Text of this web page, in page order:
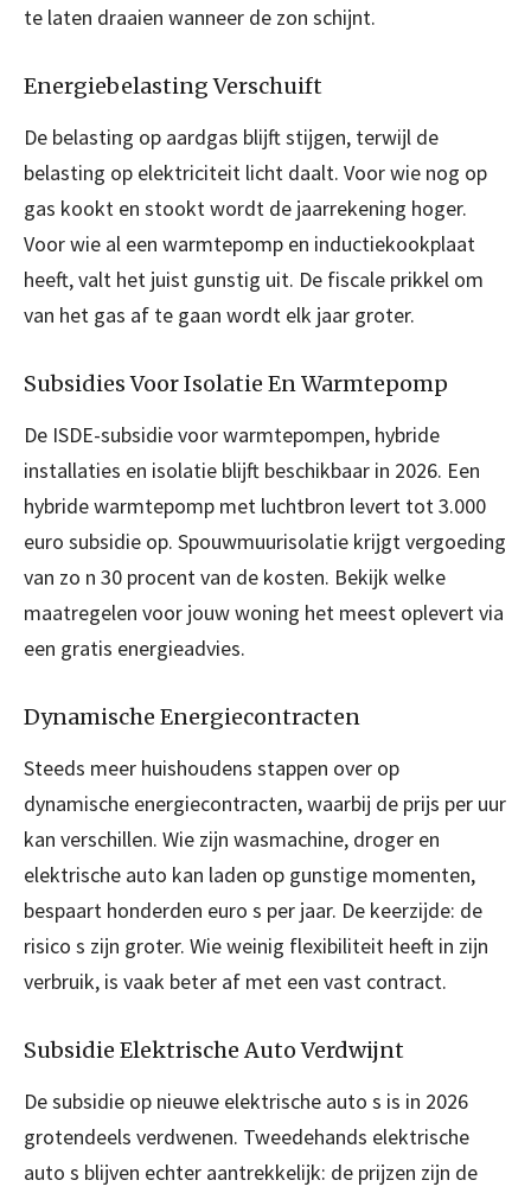
te laten draaien wanneer de zon schijnt.
Energiebelasting Verschuift
De belasting op aardgas blijft stijgen, terwijl de
belasting op elektriciteit licht daalt. Voor wie nog op
gas kookt en stookt wordt de jaarrekening hoger.
Voor wie al een warmtepomp en inductiekookplaat
heeft, valt het juist gunstig uit. De fiscale prikkel om
van het gas af te gaan wordt elk jaar groter.
Subsidies Voor Isolatie En Warmtepomp
De ISDE-subsidie voor warmtepompen, hybride
installaties en isolatie blijft beschikbaar in 2026. Een
hybride warmtepomp met luchtbron levert tot 3.000
euro subsidie op. Spouwmuurisolatie krijgt vergoeding
van zo n 30 procent van de kosten. Bekijk welke
maatregelen voor jouw woning het meest oplevert via
een gratis energieadvies.
Dynamische Energiecontracten
Steeds meer huishoudens stappen over op
dynamische energiecontracten, waarbij de prijs per uur
kan verschillen. Wie zijn wasmachine, droger en
elektrische auto kan laden op gunstige momenten,
bespaart honderden euro s per jaar. De keerzijde: de
risico s zijn groter. Wie weinig flexibiliteit heeft in zijn
verbruik, is vaak beter af met een vast contract.
Subsidie Elektrische Auto Verdwijnt
De subsidie op nieuwe elektrische auto s is in 2026
grotendeels verdwenen. Tweedehands elektrische
auto s blijven echter aantrekkelijk: de prijzen zijn de